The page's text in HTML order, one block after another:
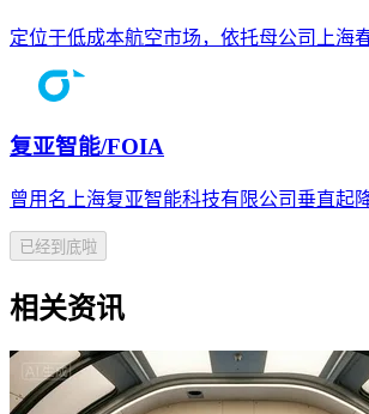
定位于低成本航空市场，依托母公司上海
复亚智能/FOIA
曾用名上海复亚智能科技有限公司垂直起
已经到底啦
相关资讯